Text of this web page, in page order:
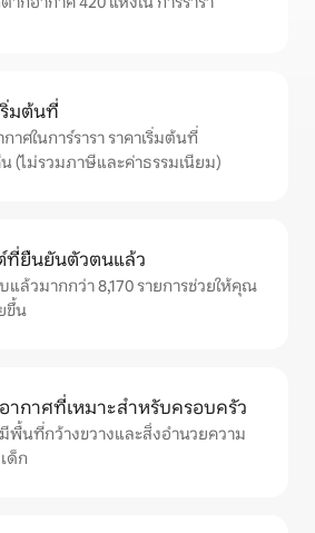
มต้นที่
ศในการ์รารา ราคาเริ่มต้นที่
(ไม่รวมภาษีและค่าธรรมเนียม)
ที่ยืนยันตัวตนแล้ว
แล้วมากกว่า 8,170 รายการช่วยให้คุณ
ขึ้น
กาศที่เหมาะสำหรับครอบครัว
พื้นที่กว้างขวางและสิ่งอำนวยความ
ด็ก